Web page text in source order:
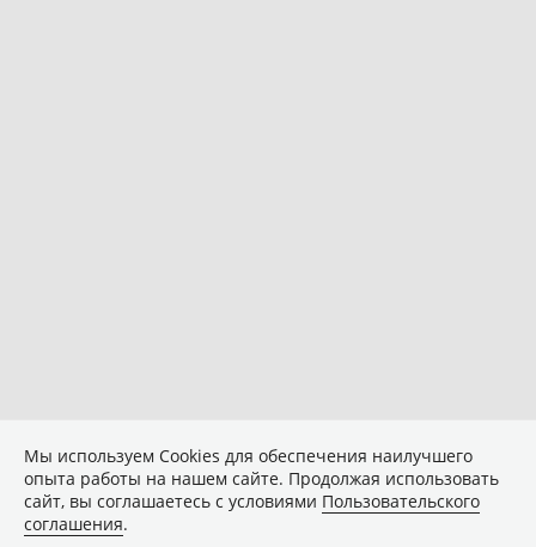
Мы используем Сookies для обеспечения наилучшего
опыта работы на нашем сайте. Продолжая использовать
сайт, вы соглашаетесь с условиями Пользовательского
соглашения.